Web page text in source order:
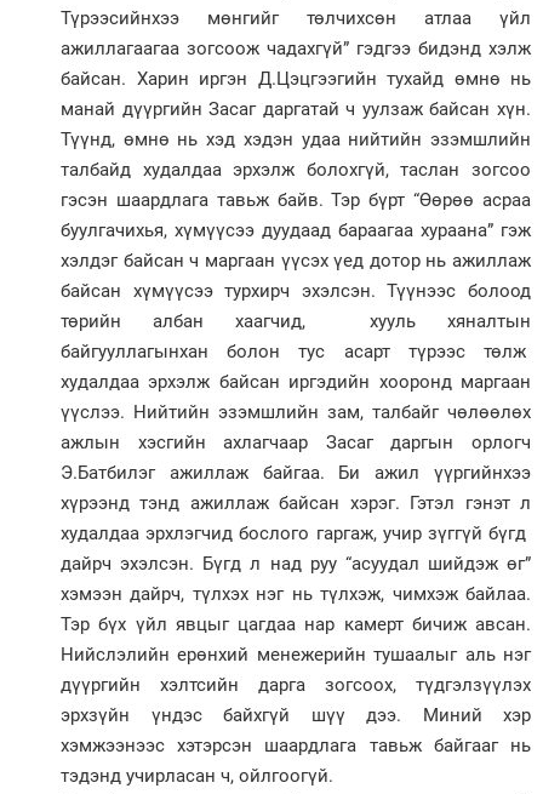
Түрээсийнхээ мөнгийг төлчихсөн атлаа үйл
ажиллагаагаа зогсоож чадахгүй” гэдгээ бидэнд хэлж
байсан. Харин иргэн Д.Цэцгээгийн тухайд өмнө нь
манай дүүргийн Засаг даргатай ч уулзаж байсан хүн.
Түүнд, өмнө нь хэд хэдэн удаа нийтийн эзэмшлийн
талбайд худалдаа эрхэлж болохгүй, таслан зогсоо
гэсэн шаардлага тавьж байв. Тэр бүрт “Өөрөө асраа
буулгачихья, хүмүүсээ дуудаад бараагаа хураана” гэж
хэлдэг байсан ч маргаан үүсэх үед дотор нь ажиллаж
байсан хүмүүсээ турхирч эхэлсэн. Түүнээс болоод
төрийн албан хаагчид, хууль хяналтын
байгууллагынхан болон тус асарт түрээс төлж
худалдаа эрхэлж байсан иргэдийн хооронд маргаан
үүслээ. Нийтийн эзэмшлийн зам, талбайг чөлөөлөх
ажлын хэсгийн ахлагчаар Засаг даргын орлогч
Э.Батбилэг ажиллаж байгаа. Би ажил үүргийнхээ
хүрээнд тэнд ажиллаж байсан хэрэг. Гэтэл гэнэт л
худалдаа эрхлэгчид бослого гаргаж, учир зүггүй бүгд
дайрч эхэлсэн. Бүгд л над руу “асуудал шийдэж өг”
хэмээн дайрч, түлхэх нэг нь түлхэж, чимхэж байлаа.
Тэр бүх үйл явцыг цагдаа нар камерт бичиж авсан.
Нийслэлийн ерөнхий менежерийн тушаалыг аль нэг
дүүргийн хэлтсийн дарга зогсоох, түдгэлзүүлэх
эрхзүйн үндэс байхгүй шүү дээ. Миний хэр
хэмжээнээс хэтэрсэн шаардлага тавьж байгааг нь
тэдэнд учирласан ч, ойлгоогүй.